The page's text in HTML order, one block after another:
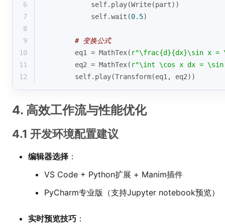
6
            self.play(Write(part))
7
            self.wait(
0.5)
8
9
# 变换公式
10
        eq1 = MathTex(
r"\frac{d}{dx}\sin x =
11
        eq2 = MathTex(
r"\int \cos x dx = \sin
12
        self.play(Transform(eq1, eq2))
4. 高效工作流与性能优化
4.1 开发环境配置建议
编辑器选择 ：
VS Code + Python扩展 + Manim插件
PyCharm专业版（支持Jupyter notebook预览）
实时预览技巧 ：